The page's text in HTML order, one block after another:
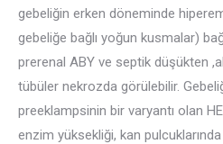
gebeliğin erken döneminde
gebeliğe bağlı yoğun kusmalar)
prerenal ABY ve septik düşükten
tübüler nekrozda görülebilir.
preeklampsinin bir varyantı olan
enzim yüksekliği, kan